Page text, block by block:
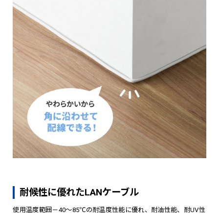
耐候性に優れたLANケーブル
使用温度範囲－40～85℃の耐温度性能に優れ、耐油性能、耐UV性